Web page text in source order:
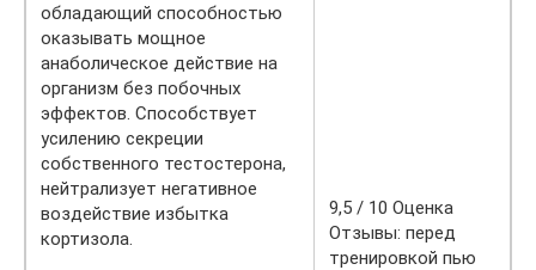
обладающий способностью
оказывать мощное
анаболическое действие на
организм без побочных
эффектов. Способствует
усилению секреции
собственного тестостерона,
нейтрализует негативное
воздействие избытка
кортизола.
9,5 / 10 Оценка
Отзывы: перед
тренировкой пью